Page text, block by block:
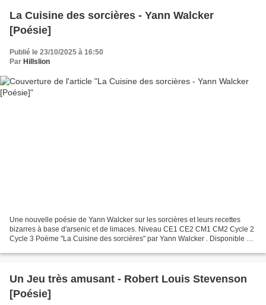
La Cuisine des sorcières - Yann Walcker
[Poésie]
Publié le 23/10/2025 à 16:50
Par Hillslion
Une nouvelle poésie de Yann Walcker sur les sorcières et leurs recettes
bizarres à base d'arsenic et de limaces. Niveau CE1 CE2 CM1 CM2 Cycle 2
Cycle 3 Poème "La Cuisine des sorcières" par Yann Walcker . Disponible en
Un Jeu très amusant - Robert Louis Stevenson
[Poésie]